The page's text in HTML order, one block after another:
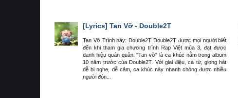
[Lyrics] Tan Vỡ - Double2T
Tan Vỡ Trình bày: Double2T Double2T được mọi người biết
đến khi tham gia chương trình Rap Việt mùa 3, đạt được
danh hiệu quán quân. "Tan vỡ" là ca khúc nằm trong album
10 năm trước của Double2T. Với giai điệu, ca từ, giọng hát
dễ bị nghe, dễ cảm, ca khúc này nhanh chóng được nhiều
người đón...